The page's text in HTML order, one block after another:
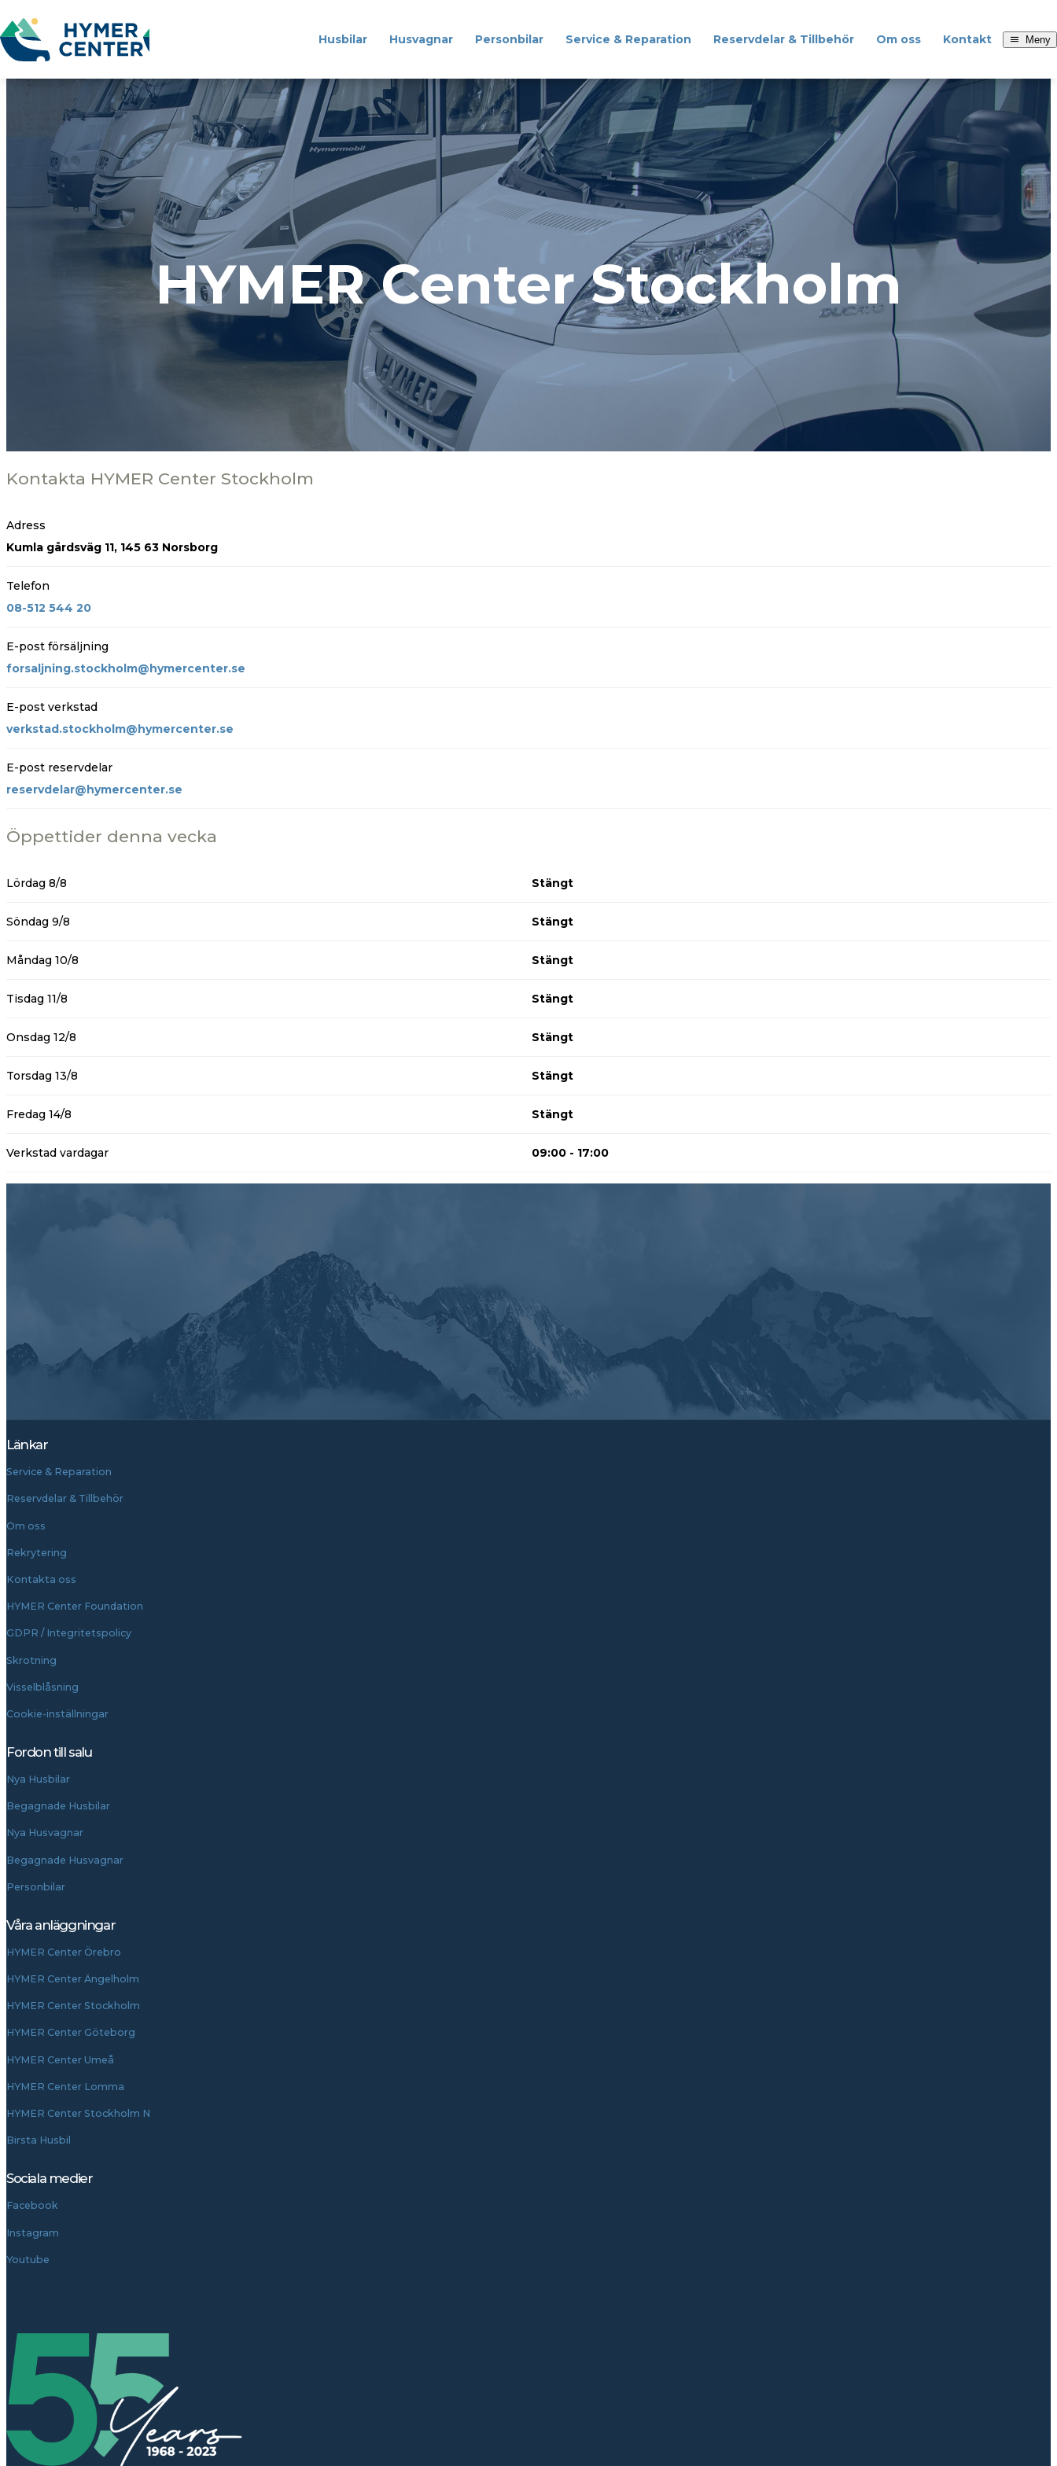
HYMER Center Stockholm
Kontakta HYMER Center Stockholm
Adress
Kumla gårdsväg 11, 145 63 Norsborg
Telefon
08-512 544 20
E-post försäljning
forsaljning.stockholm@hymercenter.se
E-post verkstad
verkstad.stockholm@hymercenter.se
E-post reservdelar
reservdelar@hymercenter.se
Öppettider denna vecka
Lördag 8/8 Stängt
Söndag 9/8 Stängt
Måndag 10/8 Stängt
Tisdag 11/8 Stängt
Onsdag 12/8 Stängt
Torsdag 13/8 Stängt
Fredag 14/8 Stängt
Verkstad vardagar 09:00 - 17:00
Husbilar Husvagnar Personbilar Service & Reparation Reservdelar & Tillbehör Om oss Kontakt Meny
Husbilar
Husvagnar
Personbilar
Service & Reparation
Om oss
Kontakt
Länkar
Service & Reparation
Reservdelar & Tillbehör
Om oss
Rekrytering
Kontakta oss
HYMER Center Foundation
GDPR / Integritetspolicy
Skrotning
Visselblåsning
Cookie-inställningar
Fordon till salu
Nya Husbilar
Begagnade Husbilar
Nya Husvagnar
Begagnade Husvagnar
Personbilar
Våra anläggningar
HYMER Center Örebro
HYMER Center Ängelholm
HYMER Center Stockholm
HYMER Center Göteborg
HYMER Center Umeå
HYMER Center Lomma
HYMER Center Stockholm N
Birsta Husbil
Sociala medier
Facebook
Instagram
Youtube